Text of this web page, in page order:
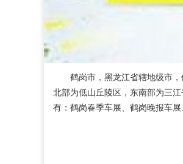
鹤岗市，黑龙江省辖地级市
北部为低山丘陵区，东南部为三
有：鹤岗春季车展、鹤岗晚报车